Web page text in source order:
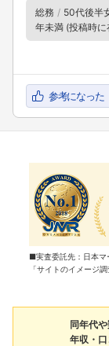
総務 50代後半
年未満 (投稿時に
参考になった
■実査委託先：日本
「サイトのイメージ調
同年代
年収・